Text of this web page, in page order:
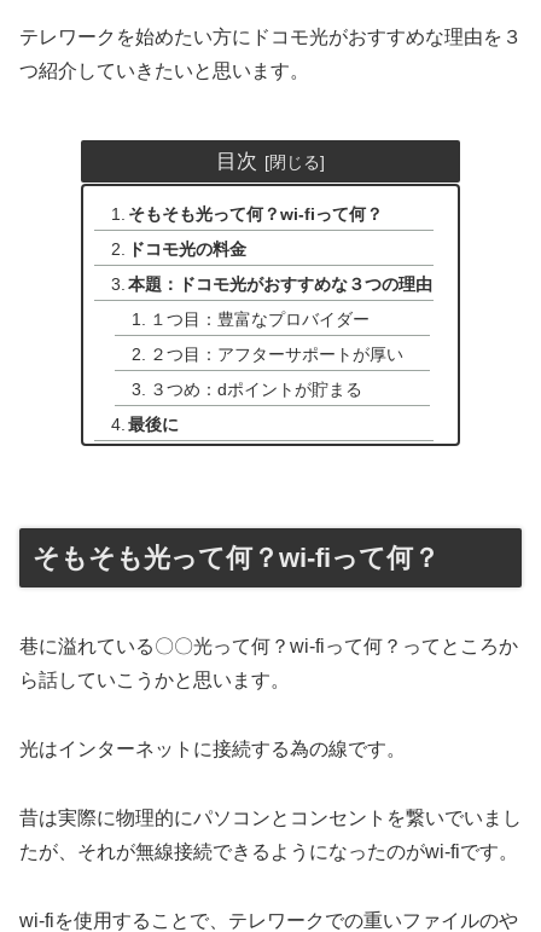
テレワークを始めたい方にドコモ光がおすすめな理由を３
つ紹介していきたいと思います。
目次
そもそも光って何？wi-fiって何？
ドコモ光の料金
本題：ドコモ光がおすすめな３つの理由
１つ目：豊富なプロバイダー
２つ目：アフターサポートが厚い
３つめ：dポイントが貯まる
最後に
そもそも光って何？wi-fiって何？
巷に溢れている〇〇光って何？wi-fiって何？ってところか
ら話していこうかと思います。
光はインターネットに接続する為の線です。
昔は実際に物理的にパソコンとコンセントを繋いでいまし
たが、それが無線接続できるようになったのがwi-fiです。
wi-fiを使用することで、テレワークでの重いファイルのや